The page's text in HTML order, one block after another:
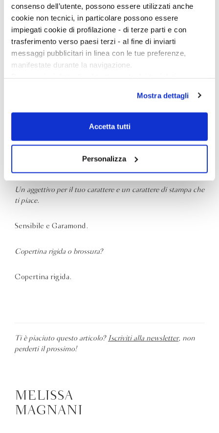
consenso dell’utente, possono essere utilizzati anche
cookie non tecnici, in particolare possono essere
impiegati cookie di profilazione - di terze parti e con
trasferimento verso paesi terzi - al fine di inviarti
messaggi pubblicitari in linea con le tue preferenze,
manifestate durante la navigazione.
scelte privacy sui cookie, ti invitiamo a prendere visione
dell’informativa cookie.
Chiudendo il banner tramite la “X” prosegui la
dei soli cookie tecnici. Selezionando “Accetta tutti” presti
il tuo consenso alla profilazione che potrai revocare in
ogni momentoRevoca
Mostra dettagli
Accetta tutti
Personalizza
Quale libro secondo te si dovrebbe far leggere a scuola?
L’anima smarritadi Olga Tokarczuk, illustrato daJoanna
Concejo.
Solamente scrivere.
Facebook, Twitter e Instagram, ma nell’essenzialità.
Un aggettivo per il tuo carattere e un carattere di stampa che
ti piace.
Sensibile e Garamond.
Copertina rigida o brossura?
Copertina rigida.
Ti è piaciuto questo articolo? Iscriviti alla newsletter, non
perderti il prossimo!
MELISSA
MAGNANI